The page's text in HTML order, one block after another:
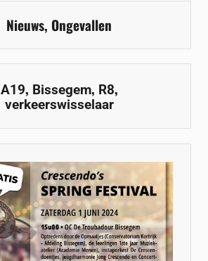
Nieuws, Ongevallen
A19, Bissegem, R8,
verkeerswisselaar